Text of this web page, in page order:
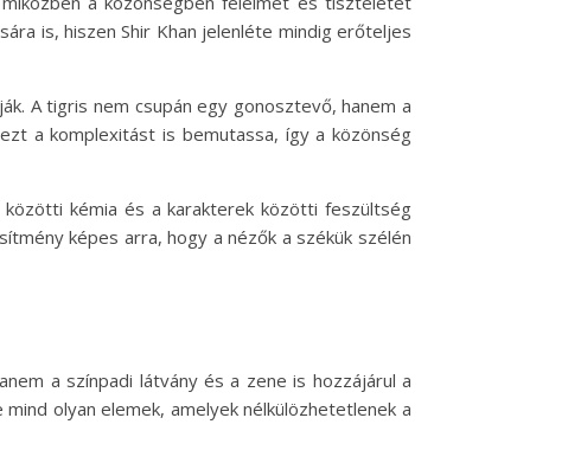
is, hiszen Shir Khan jelenléte mindig erőteljes
A tigris nem csupán egy gonosztevő, hanem a
a komplexitást is bemutassa, így a közönség
kémia és a karakterek közötti feszültség
képes arra, hogy a nézők a székük szélén
a színpadi látvány és a zene is hozzájárul a
olyan elemek, amelyek nélkülözhetetlenek a